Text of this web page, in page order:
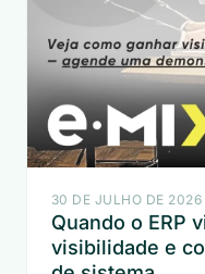
30 DE JULHO DE 2026
Quando o ERP
visibilidade e